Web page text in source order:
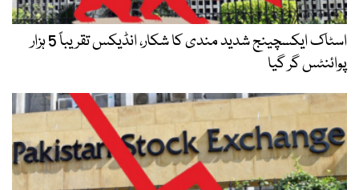
اسٹاک ایکسچینج شدید مندی کا شکار، انڈیکس تقریباً 5 ہزار
پوائنٹس گر گیا